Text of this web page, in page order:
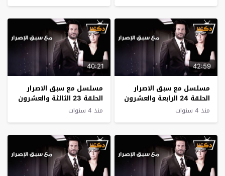
42:59
مسلسل مع سبق الاصرار
الحلقة 24 الرابعة والعشرون
منذ 4 سنوات
40:21
مسلسل مع سبق الاصرار
الحلقة 23 الثالثة والعشرون
منذ 4 سنوات